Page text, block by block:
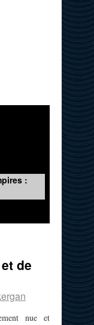
:
de
nue et